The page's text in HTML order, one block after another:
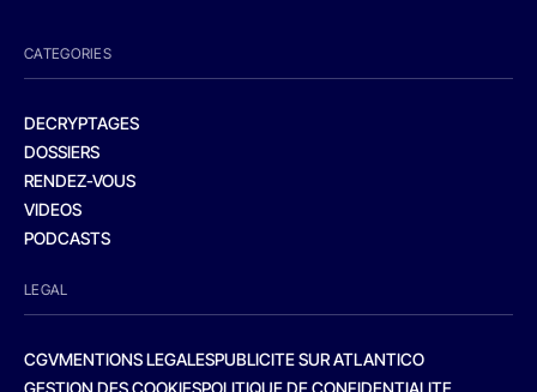
CATEGORIES
DECRYPTAGES
DOSSIERS
RENDEZ-VOUS
VIDEOS
PODCASTS
LEGAL
CGVMENTIONS LEGALESPUBLICITE SUR ATLANTICO
GESTION DES COOKIESPOLITIQUE DE CONFIDENTIALITE